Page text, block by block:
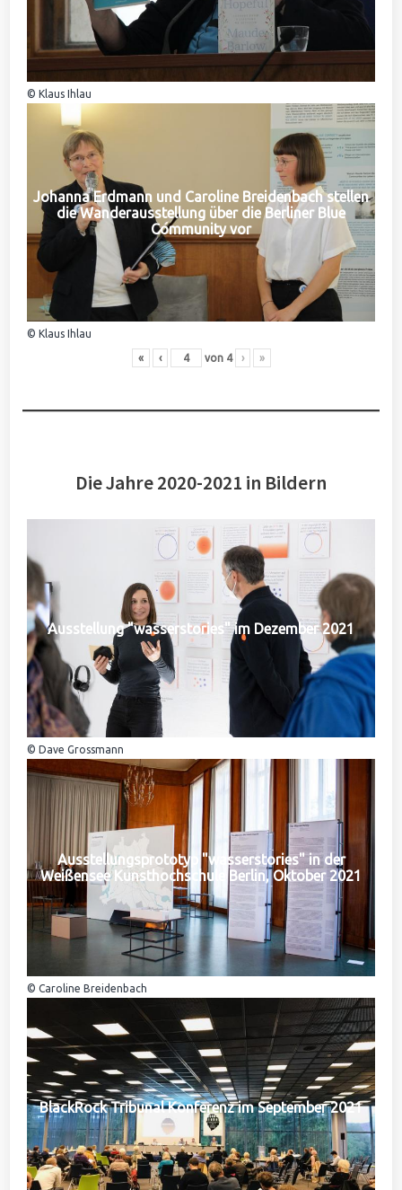
© Klaus Ihlau
Johanna Erdmann und Caroline Breidenbach stellen
die Wanderausstellung über die Berliner Blue
Community vor
© Klaus Ihlau
« ‹ von 4 › »
Die Jahre 2020-2021 in Bildern
Ausstellung "wasserstories" im Dezember 2021
© Dave Grossmann
Ausstellungsprototyp "wasserstories" in der
Weißensee Kunsthochschule Berlin, Oktober 2021
© Caroline Breidenbach
BlackRock Tribunal Konferenz im September 2021